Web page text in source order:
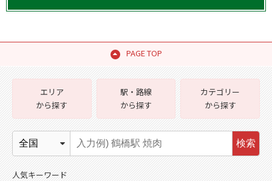
PAGE TOP
エリア
から探す
駅・路線
から探す
カテゴリー
から探す
検索
人気キーワード